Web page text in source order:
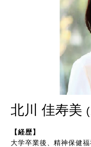
北川 佳寿美
【経歴】
大学卒業後、精神保健